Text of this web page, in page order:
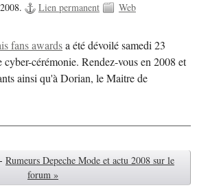
Lien permanent Web
fans awardsa été dévoilé samedi 23
cérémonie. Rendez-vous en 2008 et
ainsi qu'à Dorian, le Maitre de
- Rumeurs Depeche Mode et actu 2008 sur le
forum »